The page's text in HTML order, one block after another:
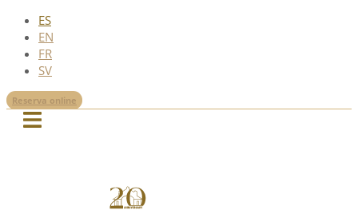
ES
EN
FR
SV
Reserva online